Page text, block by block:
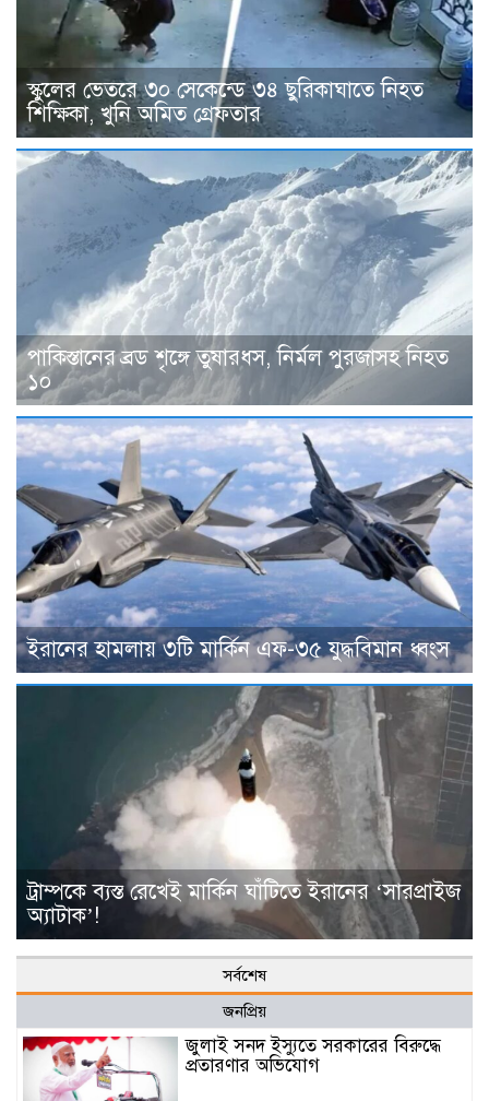
স্কুলের ভেতরে ৩০ সেকেন্ডে ৩৪ ছুরিকাঘাতে নিহত
শিক্ষিকা, খুনি অমিত গ্রেফতার
পাকিস্তানের ব্রড শৃঙ্গে তুষারধস, নির্মল পুরজাসহ নিহত
১০
ইরানের হামলায় ৩টি মার্কিন এফ-৩৫ যুদ্ধবিমান ধ্বংস
ট্রাম্পকে ব্যস্ত রেখেই মার্কিন ঘাঁটিতে ইরানের ‘সারপ্রাইজ
অ্যাটাক’!
সর্বশেষ
জনপ্রিয়
জুলাই সনদ ইস্যুতে সরকারের বিরুদ্ধে
প্রতারণার অভিযোগ